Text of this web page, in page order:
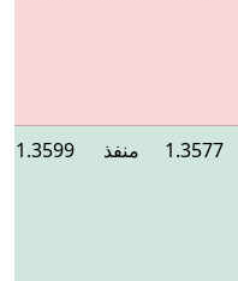
1.3577 منفذ 1.3599